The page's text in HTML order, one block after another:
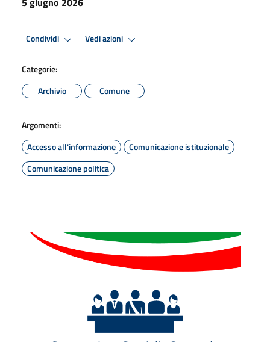
Condividi Vedi azioni
Categorie:
Archivio
Comune
Argomenti:
Accesso all'informazione
Comunicazione istituzionale
Comunicazione politica